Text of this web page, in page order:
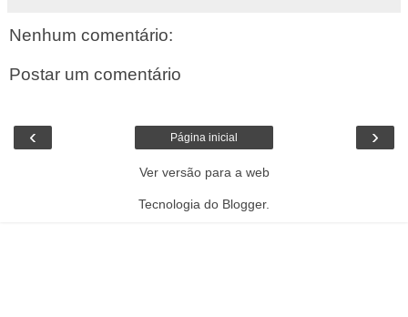
Nenhum comentário:
Postar um comentário
‹ ›
Página inicial
Ver versão para a web
Tecnologia do Blogger.